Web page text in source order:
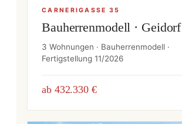
CARNERIGASSE 35
Bauherrenmodell · Geidorf
3 Wohnungen · Bauherrenmodell ·
Fertigstellung 11/2026
ab 432.330 €